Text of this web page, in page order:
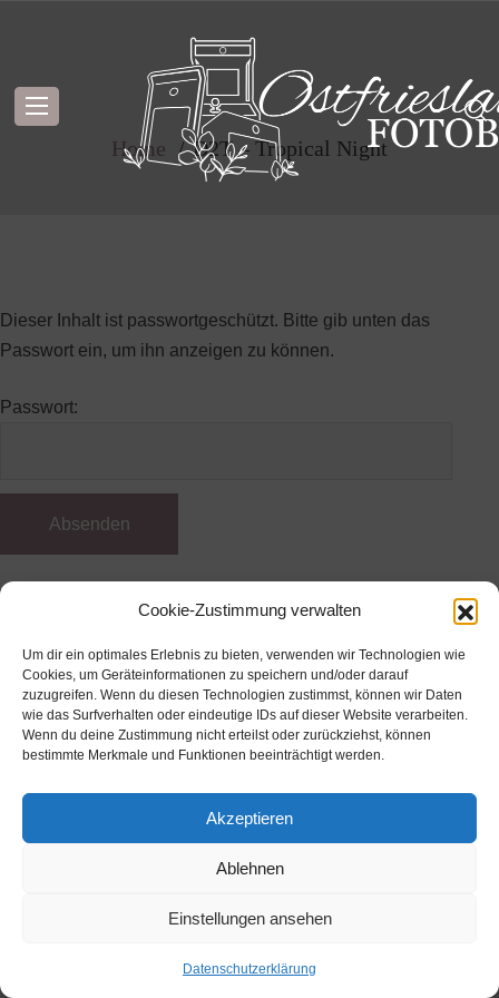
Cookie-Zustimmung verwalten
Um dir ein optimales Erlebnis zu bieten, verwenden wir Technologien wie
Cookies, um Geräteinformationen zu speichern und/oder darauf
zuzugreifen. Wenn du diesen Technologien zustimmst, können wir Daten
wie das Surfverhalten oder eindeutige IDs auf dieser Website verarbeiten.
Wenn du deine Zustimmung nicht erteilst oder zurückziehst, können
bestimmte Merkmale und Funktionen beeinträchtigt werden.
Akzeptieren
Ablehnen
Einstellungen ansehen
Datenschutzerklärung
Geschützt: D2T – Tropical Night
Home D2T – Tropical Night
Dieser Inhalt ist passwortgeschützt. Bitte gib unten das
Passwort ein, um ihn anzeigen zu können.
Passwort:
© Copyright 2026 |Ostfriesland Fotobox
Impressum| Alle Rechte vorbehalten.